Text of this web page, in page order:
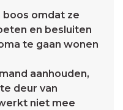
boos omdat ze
en besluiten
te gaan wonen
aanhouden,
deur van
niet mee